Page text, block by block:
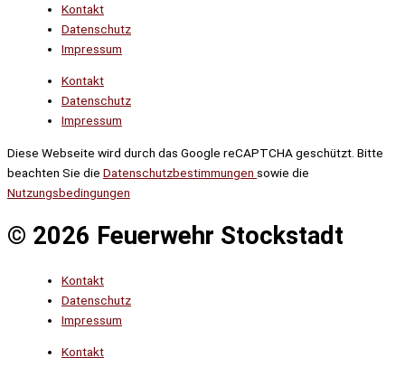
Kontakt
Datenschutz
Impressum
Kontakt
Datenschutz
Impressum
Diese Webseite wird durch das Google reCAPTCHA geschützt. Bitte
beachten Sie die Datenschutzbestimmungen sowie die
Nutzungsbedingungen
© 2026 Feuerwehr Stockstadt
Kontakt
Datenschutz
Impressum
Kontakt